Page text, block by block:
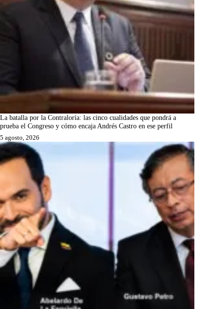
La batalla por la Contraloría: las cinco cualidades que pondrá a
prueba el Congreso y cómo encaja Andrés Castro en ese perfil
5 agosto, 2026